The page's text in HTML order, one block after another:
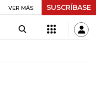
$ 416,91 +$ 0,05 +0,01%
VER MÁS SUSCRÍBASE